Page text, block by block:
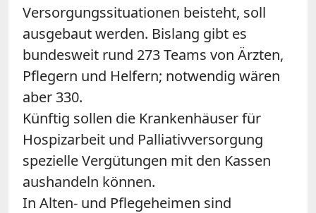
Versorgungssituationen beisteht, soll
ausgebaut werden. Bislang gibt es
bundesweit rund 273 Teams von Ärzten,
Pflegern und Helfern; notwendig wären
aber 330.
Künftig sollen die Krankenhäuser für
Hospizarbeit und Palliativversorgung
spezielle Vergütungen mit den Kassen
aushandeln können.
In Alten- und Pflegeheimen sind